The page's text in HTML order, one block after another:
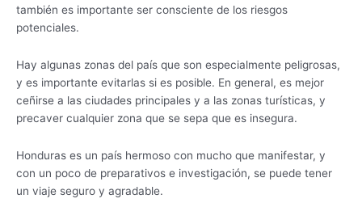
también es importante ser consciente de los riesgos
potenciales.
Hay algunas zonas del país que son especialmente peligrosas,
y es importante evitarlas si es posible. En general, es mejor
ceñirse a las ciudades principales y a las zonas turísticas, y
precaver cualquier zona que se sepa que es insegura.
Honduras es un país hermoso con mucho que manifestar, y
con un poco de preparativos e investigación, se puede tener
un viaje seguro y agradable.